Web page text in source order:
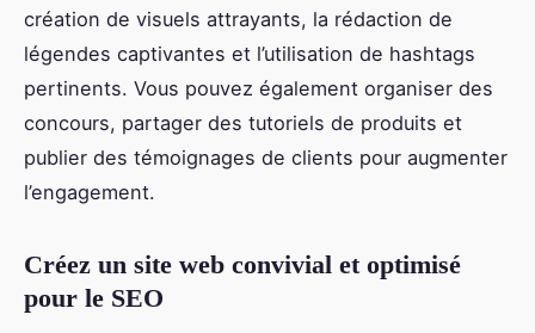
création de visuels attrayants, la rédaction de
légendes captivantes et l’utilisation de hashtags
pertinents. Vous pouvez également organiser des
concours, partager des tutoriels de produits et
publier des témoignages de clients pour augmenter
l’engagement.
Créez un site web convivial et optimisé
pour le SEO